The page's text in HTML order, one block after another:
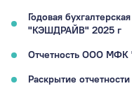
Годовая
"КЭШДРАЙВ" 2025 г
Отчетность ООО
Раскрытие